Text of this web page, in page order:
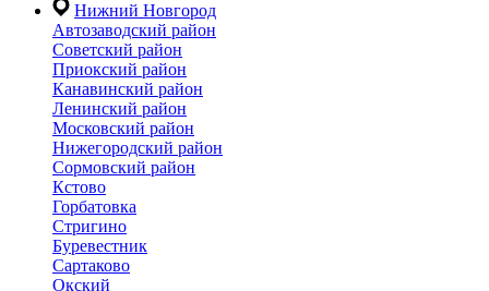
Нижний Новгород
Автозаводский район
Советский район
Приокский район
Канавинский район
Ленинский район
Московский район
Нижегородский район
Сормовский район
Кстово
Горбатовка
Стригино
Буревестник
Сартаково
Окский